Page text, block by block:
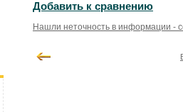
Добавить к сравнению
Нашли неточность в информации -